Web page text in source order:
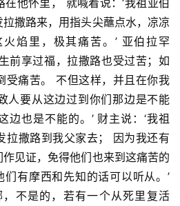
他怀里， 就喊着说：‘我祖亚伯
撒路来，用指头尖蘸点水，凉凉
焰里，极其痛苦。’ 亚伯拉罕
前享过福，拉撒路也受过苦；如
受痛苦。 不但这样，并且在你我
人要从这边过到你们那边是不能
边也是不能的。’ 财主说：‘我祖
拉撒路到我父家去； 因为我还有
见证，免得他们也来到这痛苦的
们有摩西和先知的话可以听从。’
，不是的，若有一个从死里复活